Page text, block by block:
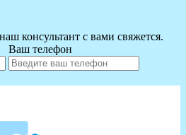
консультант с вами свяжется.
Ваш телефон